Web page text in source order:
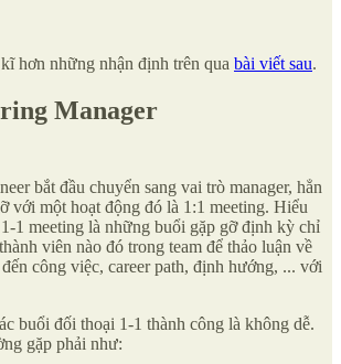
hơn những nhận định trên qua bài viết sau.
Manager
bắt đầu chuyển sang vai trò manager, hẳn
với một hoạt động đó là 1:1 meeting. Hiểu
1 meeting là những buổi gặp gỡ định kỳ chỉ
viên nào đó trong team để thảo luận về
công việc, career path, định hướng, ... với
buổi đối thoại 1-1 thành công là không dễ.
gặp phải như: